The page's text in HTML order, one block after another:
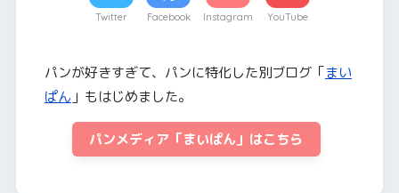
Twitter Facebook Instagram YouTube
パンが好きすぎて、パンに特化した別ブログ「まい
ぱん 」もはじめました。
パンメディア「まいぱん」はこちら